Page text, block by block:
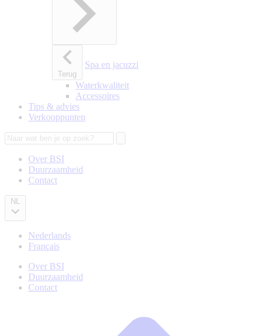
Terug
Spa en jacuzzi
Waterkwaliteit
Accessoires
Tips & advies
Verkooppunten
Zoeken
Secondary
navigation
Over BSI
Duurzaamheid
Contact
NL
Nederlands
Français
Secondary
navigation
Over BSI
Duurzaamheid
Contact